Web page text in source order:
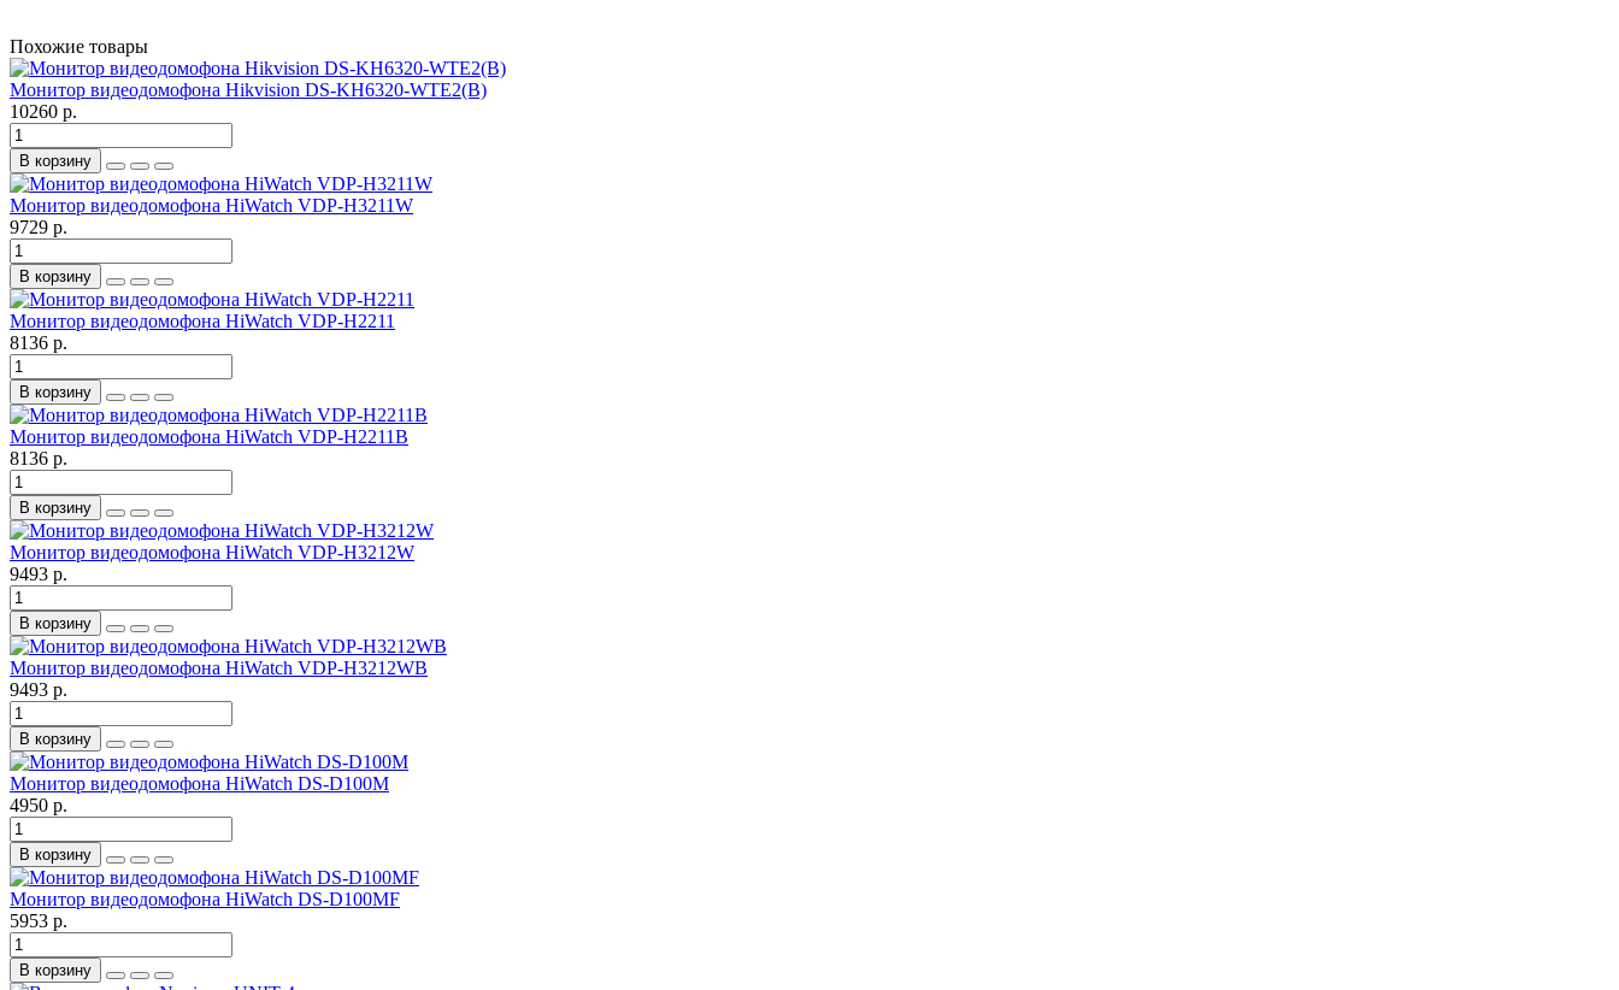
Похожие товары
Монитор видеодомофона Hikvision DS-KH6320-WTE2(B)
10260 р.
В корзину
Монитор видеодомофона HiWatch VDP-H3211W
9729 р.
В корзину
Монитор видеодомофона HiWatch VDP-H2211
8136 р.
В корзину
Монитор видеодомофона HiWatch VDP-H2211B
8136 р.
В корзину
Монитор видеодомофона HiWatch VDP-H3212W
9493 р.
В корзину
Монитор видеодомофона HiWatch VDP-H3212WB
9493 р.
В корзину
Монитор видеодомофона HiWatch DS-D100M
4950 р.
В корзину
Монитор видеодомофона HiWatch DS-D100MF
5953 р.
В корзину